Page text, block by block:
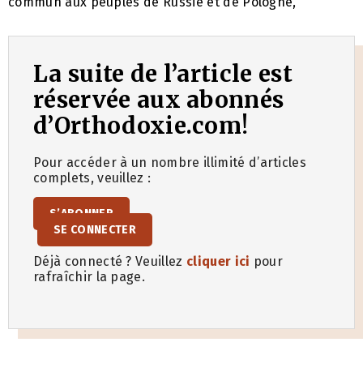
La suite de l’article est
réservée aux abonnés
d’Orthodoxie.com!
Pour accéder à un nombre illimité d’articles
complets, veuillez :
S’ABONNER
SE CONNECTER
Déjà connecté ? Veuillez cliquer ici pour
rafraîchir la page.